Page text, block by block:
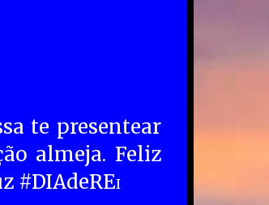
te presentear
almeja. Feliz
#DIAdeREI